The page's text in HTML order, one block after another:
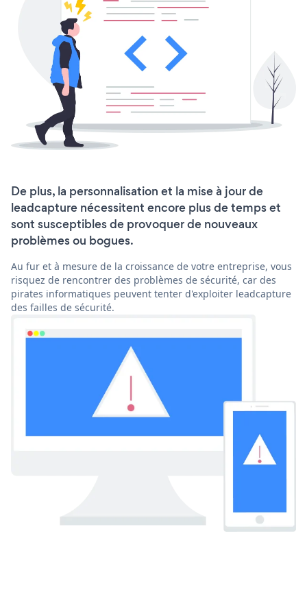
De plus, la personnalisation et la mise à jour de
leadcapture nécessitent encore plus de temps et
sont susceptibles de provoquer de nouveaux
problèmes ou bogues.
Au fur et à mesure de la croissance de votre entreprise, vous
risquez de rencontrer des problèmes de sécurité, car des
pirates informatiques peuvent tenter d'exploiter leadcapture
des failles de sécurité.